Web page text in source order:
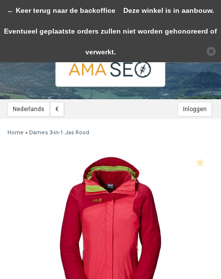
Nederlands € Inloggen
Toggle
Home » Dames 3-in-1 Jas Rood
Wij slaan cookies op om onze website te verbeteren. Is dat akkoord?
Ja
← Keer terug naar de backoffice Deze winkel is in aanbouw.
Eventueel geplaatste orders zullen niet worden gehonoreerd of
verwerkt.